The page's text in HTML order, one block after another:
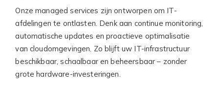
Onze managed services zijn ontworpen om IT-
afdelingen te ontlasten. Denk aan continue monitoring,
automatische updates en proactieve optimalisatie
van cloudomgevingen. Zo blijft uw IT-infrastructuur
beschikbaar, schaalbaar en beheersbaar – zonder
grote hardware-investeringen.